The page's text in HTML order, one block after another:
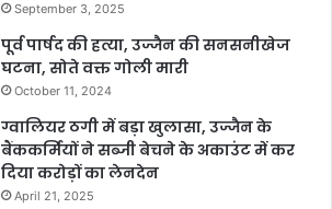
September 3, 2025
पूर्व पार्षद की हत्या, उज्जैन की सनसनीखेज
घटना, सोते वक्त गोली मारी
October 11, 2024
ग्वालियर ठगी में बड़ा खुलासा, उज्जैन के
बैंककर्मियों ने सब्जी बेचने के अकाउंट में कर
दिया करोड़ों का लेनदेन
April 21, 2025